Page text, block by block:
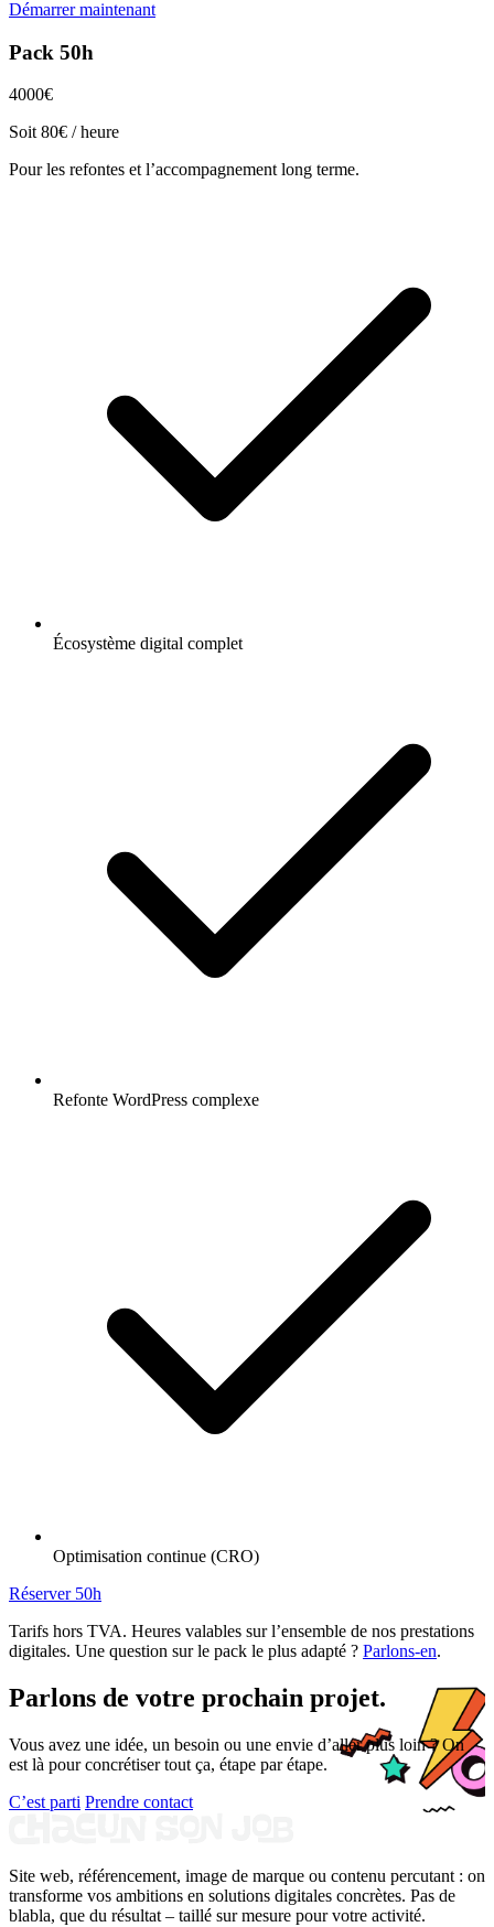
Démarrer maintenant
Pack 50h
4000€
Soit 80€ / heure
Pour les refontes et l’accompagnement long terme.
Écosystème digital complet
Refonte WordPress complexe
Optimisation continue (CRO)
Réserver 50h
Tarifs hors TVA. Heures valables sur l’ensemble de nos prestations
digitales. Une question sur le pack le plus adapté ? Parlons-en.
Parlons de votre prochain projet.
Vous avez une idée, un besoin ou une envie d’aller plus loin ? On
est là pour concrétiser tout ça, étape par étape.
C’est parti Prendre contact
Site web, référencement, image de marque ou contenu percutant : on
transforme vos ambitions en solutions digitales concrètes. Pas de
blabla, que du résultat – taillé sur mesure pour votre activité.